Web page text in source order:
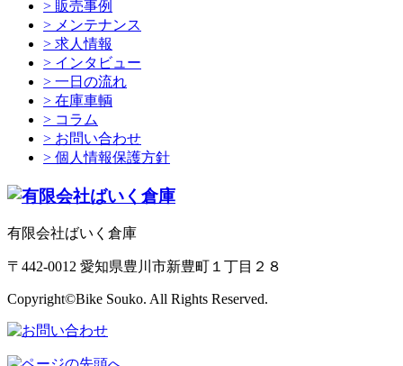
> 販売事例
> メンテナンス
> 求人情報
> インタビュー
> 一日の流れ
> 在庫車輌
> コラム
> お問い合わせ
> 個人情報保護方針
有限会社ばいく倉庫
〒442-0012 愛知県豊川市新豊町１丁目２８
Copyright©Bike Souko. All Rights Reserved.